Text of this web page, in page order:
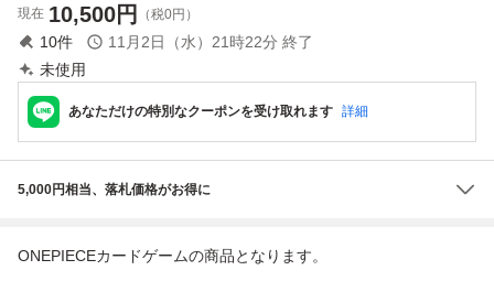
現在 10,500円 （税0円）
10件 11月2日（水）21時22分 終了
未使用
あなただけの特別なクーポンを受け取れます 詳細
5,000円相当、落札価格がお得に
ONEPIECEカードゲームの商品となります。